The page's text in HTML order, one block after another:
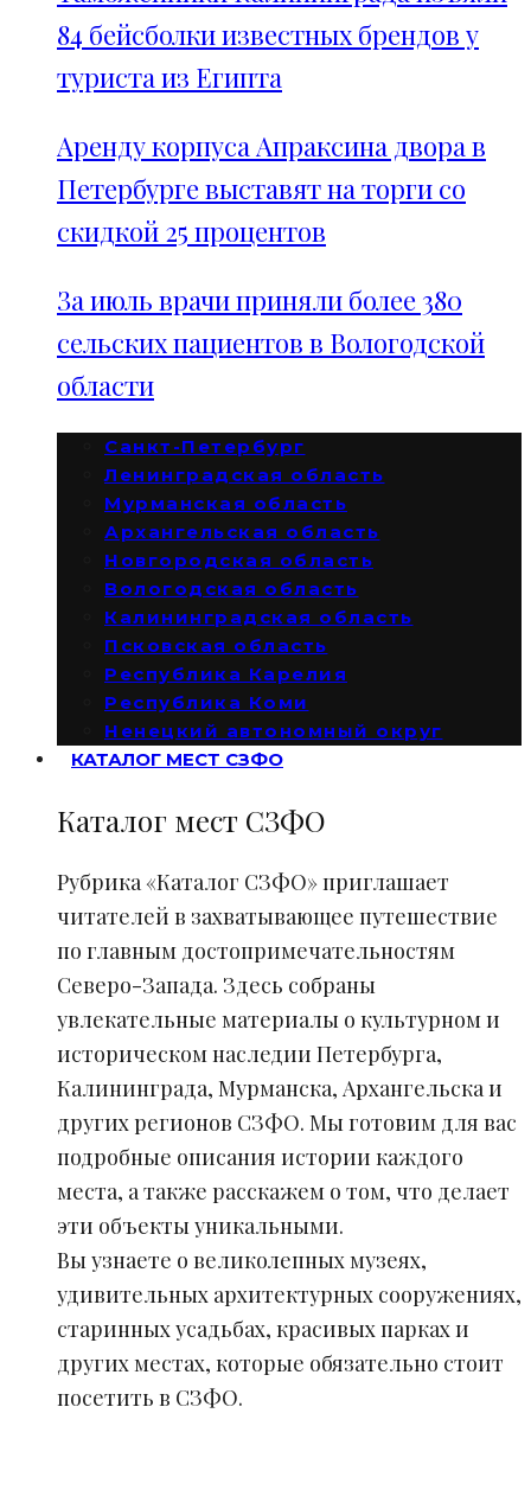
84 бейсболки известных брендов у
туриста из Египта
Аренду корпуса Апраксина двора в
Петербурге выставят на торги со
скидкой 25 процентов
За июль врачи приняли более 380
сельских пациентов в Вологодской
области
Санкт-Петербург
Ленинградская область
Мурманская область
Архангельская область
Новгородская область
Вологодская область
Калининградская область
Псковская область
Республика Карелия
Республика Коми
Ненецкий автономный округ
КАТАЛОГ МЕСТ СЗФО
Каталог мест СЗФО
Рубрика «Каталог СЗФО» приглашает
читателей в захватывающее путешествие
по главным достопримечательностям
Северо-Запада. Здесь собраны
увлекательные материалы о культурном и
историческом наследии Петербурга,
Калининграда, Мурманска, Архангельска и
других регионов СЗФО. Мы готовим для вас
подробные описания истории каждого
места, а также расскажем о том, что делает
эти объекты уникальными.
Вы узнаете о великолепных музеях,
удивительных архитектурных сооружениях,
старинных усадьбах, красивых парках и
других местах, которые обязательно стоит
посетить в СЗФО.